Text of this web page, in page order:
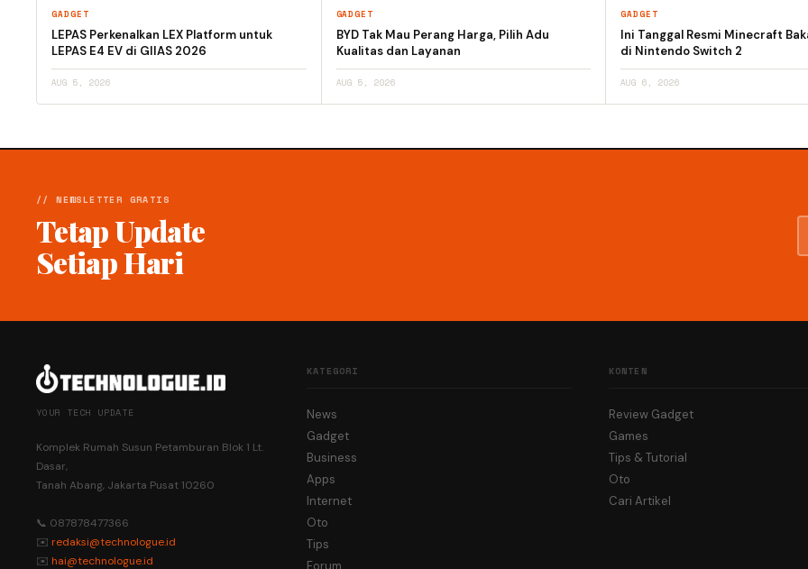
GADGET
LEPAS Perkenalkan LEX Platform untuk
LEPAS E4 EV di GIIAS 2026
AUG 5, 2026
GADGET
BYD Tak Mau Perang Harga, Pilih Adu
Kualitas dan Layanan
AUG 5, 2026
GADGET
Ini Tanggal Resmi Minecraft
di Nintendo Switch 2
AUG 6, 2026
// NEWSLETTER GRATIS
Tetap Update
Setiap Hari
YOUR TECH UPDATE
Komplek Rumah Susun Petamburan Blok 1 Lt.
Dasar,
Tanah Abang, Jakarta Pusat 10260
📞 087878477366
✉️ redaksi@technologue.id
✉️ hai@technologue.id
KATEGORI
News
Gadget
Business
Apps
Internet
Oto
Tips
Forum
KONTEN
Review Gadget
Games
Tips & Tutorial
Oto
Cari Artikel